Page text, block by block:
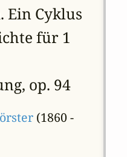
Ein Cyklus
für 1
op. 94
(1860 -